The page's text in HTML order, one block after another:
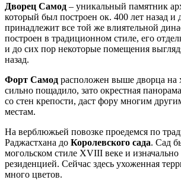
Дворец Самод – уникальный памятник
который был построен ок. 400 лет назад и
принадлежит все той же влиятельной
построен в традиционном стиле, его
и до сих пор некоторые помещения
назад.
Форт Самод расположен выше дворца на
сильно пощадило, зато окрестная
со стен крепости, даст фору многим
местам.
На верблюжьей повозке проедемся по
Раджастхана до Королевского сада. Сад
могольском стиле XVIII веке и
резиденцией. Сейчас здесь ухоженная
много цветов.